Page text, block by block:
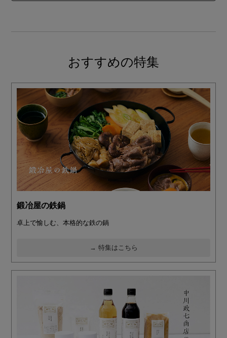
おすすめの特集
鍛冶屋の鉄鍋
卓上で愉しむ、本格的な鉄の鍋
→ 特集はこちら